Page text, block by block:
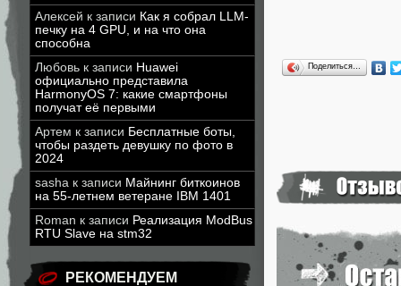
Алексей к записи Как я собрал LLM-
печку на 4 GPU, и на что она
способна
Любовь к записи Huawei
официально представила
HarmonyOS 7: какие смартфоны
получат её первыми
Артем к записи Бесплатные боты,
чтобы раздеть девушку по фото в
2024
sasha к записи Майнинг биткоинов
на 55-летнем ветеране IBM 1401
Roman к записи Реализация ModBus
RTU Slave на stm32
РЕКОМЕНДУЕМ
Поделиться…